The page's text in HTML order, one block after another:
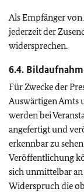
Als Empfänger
jederzeit der
widersprechen.
6.4.
Für Zwecke der
Auswärtigen Amts
werden bei
angefertigt und
erkennbar zu
Veröffentlichung
sich unmittelbar
Widerspruch die